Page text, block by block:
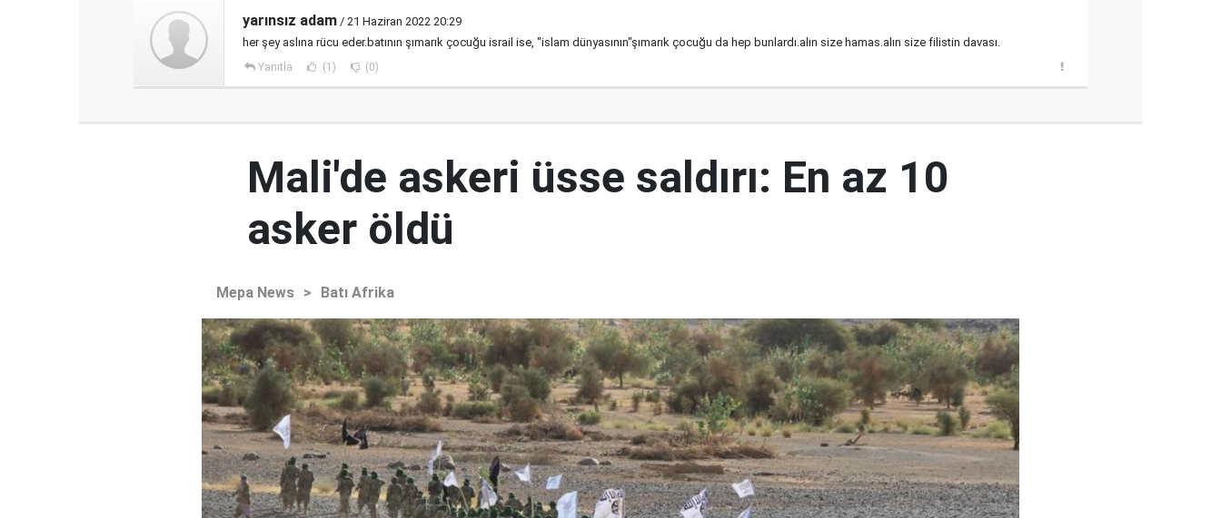
yarınsız adam / 21 Haziran 2022 20:29
her şey aslına rücu eder.batının şımarık çocuğu israil ise, "islam dünyasının"şımarık çocuğu da hep bunlardı.alın size hamas.alın size filistin davası.
Yanıtla (1) (0)
Mali'de askeri üsse saldırı: En az 10
asker öldü
Mepa News > Batı Afrika